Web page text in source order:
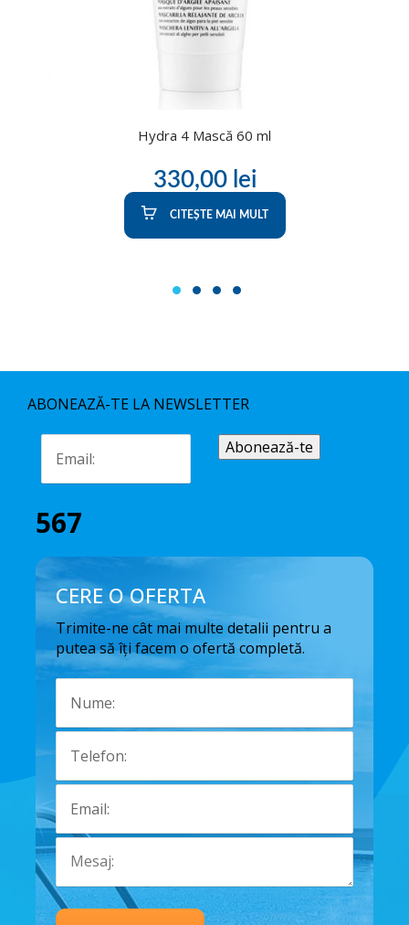
Hydra 4 Mască 60 ml
330,00 lei
CITEȘTE MAI MULT
1 2 3 4
ABONEAZĂ-TE LA NEWSLETTER
567
CERE O OFERTA
Trimite-ne cât mai multe detalii pentru a
putea să îți facem o ofertă completă.